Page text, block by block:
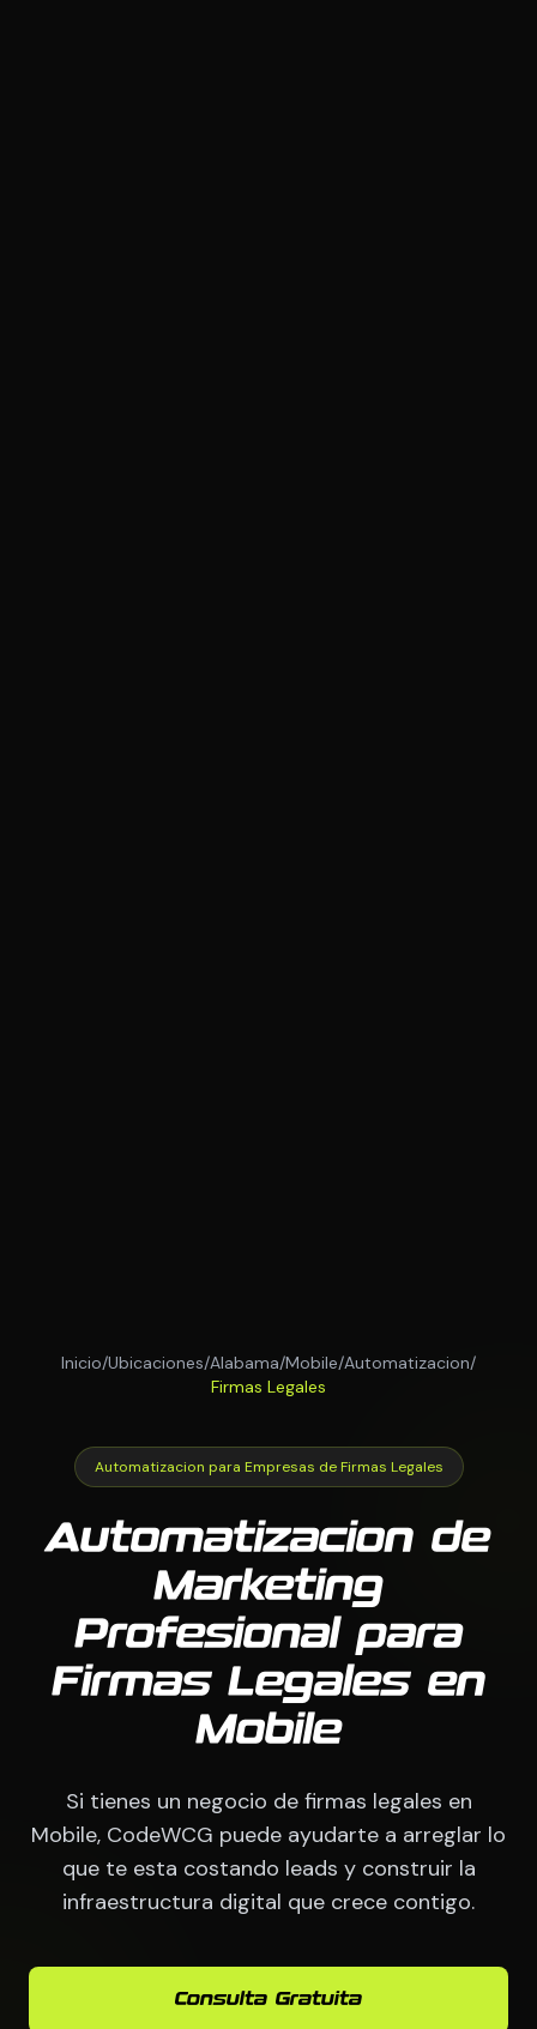
Inicio/Ubicaciones/Alabama/Mobile/Automatizacion/
Firmas Legales
Automatizacion para Empresas de Firmas Legales
Automatizacion de
Marketing
Profesional para
Firmas Legales en
Mobile
Si tienes un negocio de firmas legales en
Mobile, CodeWCG puede ayudarte a arreglar lo
que te esta costando leads y construir la
infraestructura digital que crece contigo.
Consulta Gratuita